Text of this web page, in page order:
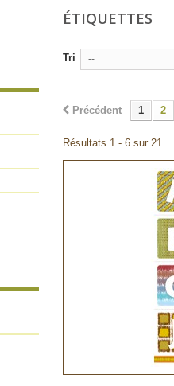
ÉTIQUETTES
Tri --
Précédent 1 2
Résultats 1 - 6 sur 21.